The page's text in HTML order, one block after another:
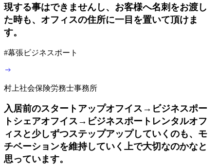
現する事はできませんし、お客様へ名刺をお渡し
た時も、オフィスの住所に一目を置いて頂けま
す。
#幕張ビジネスポート
村上社会保険労務士事務所
入居前のスタートアップオフイス→ビジネスポー
トシェアオフイス→ビジネスポートレンタルオフ
ィスと少しずつステップアップしていくのも、モ
チベーションを維持していく上で大切なのかなと
思っています。